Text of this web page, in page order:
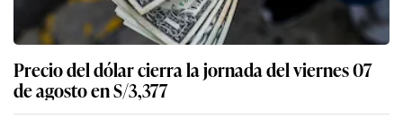
Precio del dólar cierra la jornada del viernes 07
de agosto en S/3,377